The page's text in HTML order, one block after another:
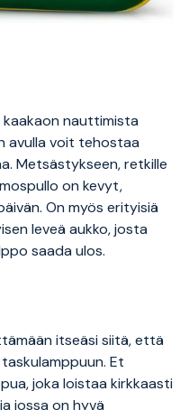
kaakaon nauttimista
avulla voit tehostaa
Metsästykseen, retkille
on kevyt,
On myös erityisiä
leveä aukko, josta
saada ulos.
itseäsi siitä, että
Et
joka loistaa kirkkaasti
jossa on hyvä